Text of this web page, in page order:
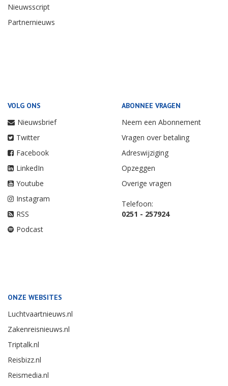
Nieuwsscript
Partnernieuws
VOLG ONS
Nieuwsbrief
Twitter
Facebook
LinkedIn
Youtube
Instagram
RSS
Podcast
ABONNEE VRAGEN
Neem een Abonnement
Vragen over betaling
Adreswijziging
Opzeggen
Overige vragen
Telefoon:
0251 - 257924
ONZE WEBSITES
Luchtvaartnieuws.nl
Zakenreisnieuws.nl
Triptalk.nl
Reisbizz.nl
Reismedia.nl